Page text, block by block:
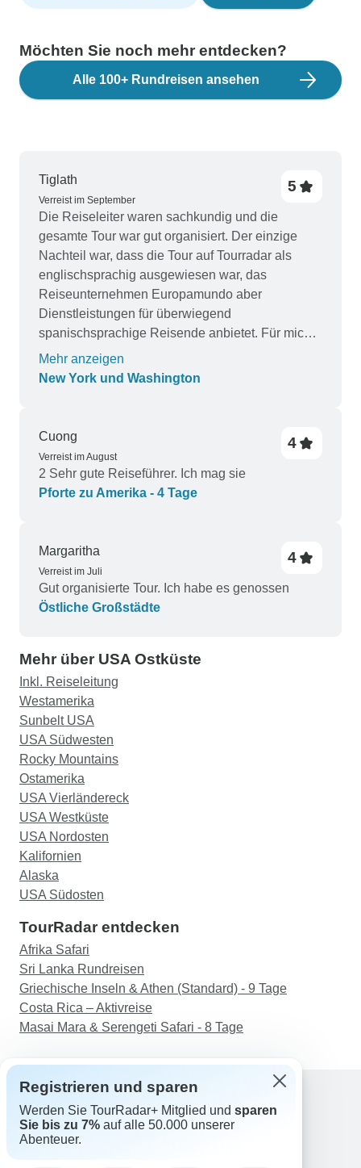
Möchten Sie noch mehr entdecken?
Alle 100+ Rundreisen ansehen
Tiglath
Verreist im September
5
Die Reiseleiter waren sachkundig und die
gesamte Tour war gut organisiert. Der einzige
Nachteil war, dass die Tour auf Tourradar als
englischsprachig ausgewiesen war, das
Reiseunternehmen Europamundo aber
Dienstleistungen für überwiegend
spanischsprachige Reisende anbietet. Für mich
war das zwar kein Problem, aber es wäre besser,
wenn in einer Fußnote oder ähnlichem darauf
Mehr anzeigen
New York und Washington
Cuong
Verreist im August
4
2 Sehr gute Reiseführer. Ich mag sie
Pforte zu Amerika - 4 Tage
Margaritha
Verreist im Juli
4
Gut organisierte Tour. Ich habe es genossen
Östliche Großstädte
Mehr über USA Ostküste
Inkl. Reiseleitung
Westamerika
Sunbelt USA
USA Südwesten
Rocky Mountains
Ostamerika
USA Vierländereck
USA Westküste
USA Nordosten
Kalifornien
Alaska
USA Südosten
TourRadar entdecken
Afrika Safari
Sri Lanka Rundreisen
Griechische Inseln & Athen (Standard) - 9 Tage
Costa Rica – Aktivreise
Masai Mara & Serengeti Safari - 8 Tage
Support
Kontakt
Registrieren und sparen
Werden Sie TourRadar+ Mitglied und sparen
Sie bis zu 7% auf alle 50.000 unserer
Abenteuer.